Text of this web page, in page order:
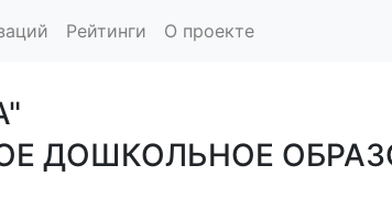
Рейтинги О проекте
ДОШКОЛЬНОЕ